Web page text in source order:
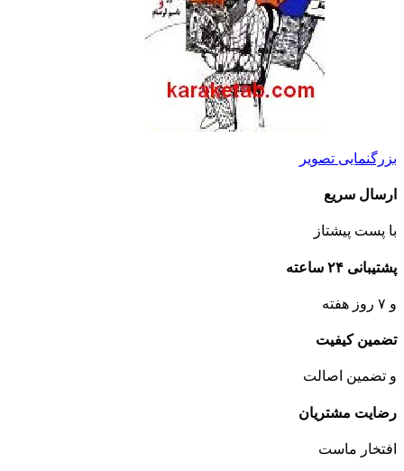
بزرگنمایی تصویر
ارسال سریع
با پست پیشتاز
پشتیبانی ۲۴ ساعته
و ۷ روز هفته
تضمین کیفیت
و تضمین اصالت
رضایت مشتریان
افتخار ماست